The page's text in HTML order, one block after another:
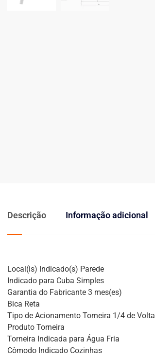
Descrição Informação adicional
Local(is) Indicado(s) Parede
Indicado para Cuba Simples
Garantia do Fabricante 3 mes(es)
Bica Reta
Tipo de Acionamento Torneira 1/4 de Volta
Produto Torneira
Torneira Indicada para Água Fria
Cômodo Indicado Cozinhas